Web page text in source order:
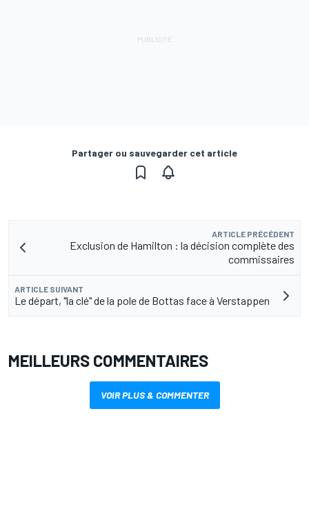
Partager ou sauvegarder cet article
ARTICLE PRÉCÉDENT
Exclusion de Hamilton : la décision complète des
commissaires
ARTICLE SUIVANT
Le départ, "la clé" de la pole de Bottas face à Verstappen
MEILLEURS COMMENTAIRES
VOIR PLUS & COMMENTER